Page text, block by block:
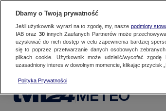
METEO
Dbamy o Twoją prywatność
Jeśli użytkownik wyrazi na to zgodę, my, nasze podmioty
IAB oraz 30innych Zaufanych Partnerów może
uzyskiwać do nich dostęp w celu zapewnienia bardziej
się to poprzez przetwarzanie danych osobowych
plikach cookie. Użytkownik może udzielić/wycofać
uzasadniony interes w dowolnym momencie, klikając przycisk
Polityka Prywatności